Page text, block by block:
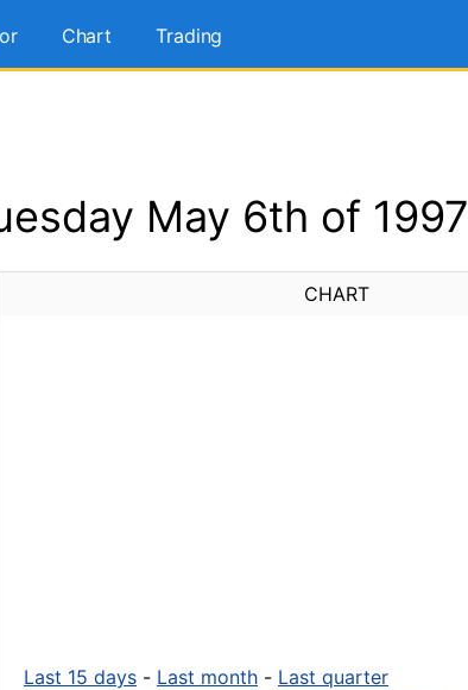
Chart Trading
May 6th of 1997
CHART
Last 15 days - Last month - Last quarter